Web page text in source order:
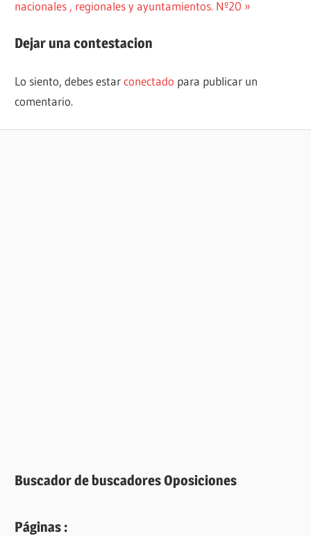
entrada:
nacionales , regionales y ayuntamientos. Nº20
Dejar una contestacion
Lo siento, debes estarconectado para publicar un
comentario.
Buscador de buscadores Oposiciones
Páginas :